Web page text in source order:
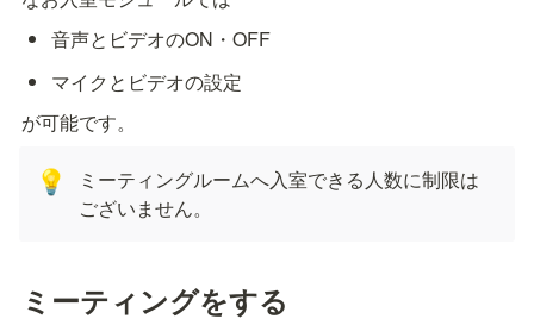
音声とビデオのON・OFF
マイクとビデオの設定
が可能です。
💡
ミーティングルームへ入室できる人数に制限は
ございません。
ミーティングをする